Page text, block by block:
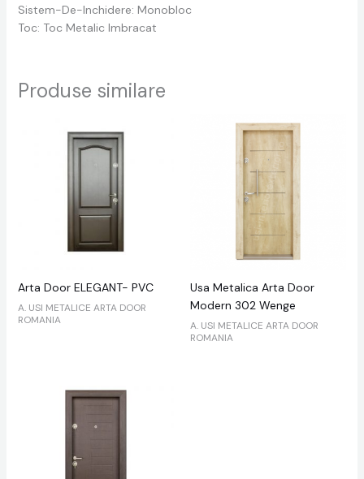
Sistem-De-Inchidere: Monobloc
Toc: Toc Metalic Imbracat
Produse similare
Arta Door ELEGANT- PVC
A. USI METALICE ARTA DOOR
ROMANIA
Usa Metalica Arta Door
Modern 302 Wenge
A. USI METALICE ARTA DOOR
ROMANIA